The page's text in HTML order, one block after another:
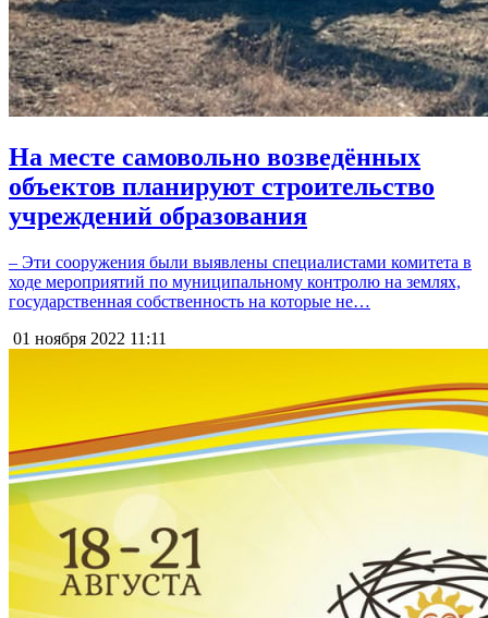
На месте самовольно возведённых
объектов планируют строительство
учреждений образования
– Эти сооружения были выявлены специалистами комитета в
ходе мероприятий по муниципальному контролю на землях,
государственная собственность на которые не…
01 ноября 2022 11:11